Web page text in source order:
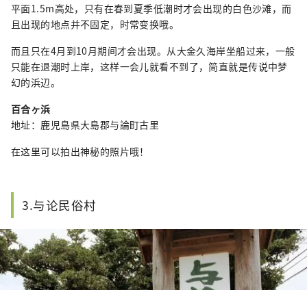
平面1.5m高处，只有在春到夏季低潮时才会出现的白色沙滩，而
且出现的地点并不固定，时常变换哦。
而且只在4月到10月期间才会出现。从大金久海岸坐船过来，一般
只能在退潮时上岸，这样一会儿就看不到了，简直就是传说中梦
幻的浜辺。
百合ヶ浜
地址：鹿児島県大島郡与論町古里
在这里可以拍出神秘的照片哦！
3.与论民俗村